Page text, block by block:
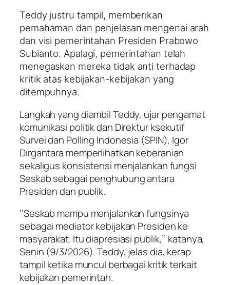
Teddy justru tampil, memberikan
pemahaman dan penjelasan mengenai arah
dan visi pemerintahan Presiden Prabowo
Subianto. Apalagi, pemerintahan telah
menegaskan mereka tidak anti terhadap
kritik atas kebijakan-kebijakan yang
ditempuhnya.
Langkah yang diambil Teddy, ujar pengamat
komunikasi politik dan Direktur ksekutif
Survei dan Polling Indonesia (SPIN), Igor
Dirgantara memperlihatkan keberanian
sekaligus konsistensi menjalankan fungsi
Seskab sebagai penghubung antara
Presiden dan publik.
‘’Seskab mampu menjalankan fungsinya
sebagai mediator kebijakan Presiden ke
masyarakat. Itu diapresiasi publik,’’ katanya,
Senin (9/3/2026). Teddy, jelas dia, kerap
tampil ketika muncul berbagai kritik terkait
kebijakan pemerintah.